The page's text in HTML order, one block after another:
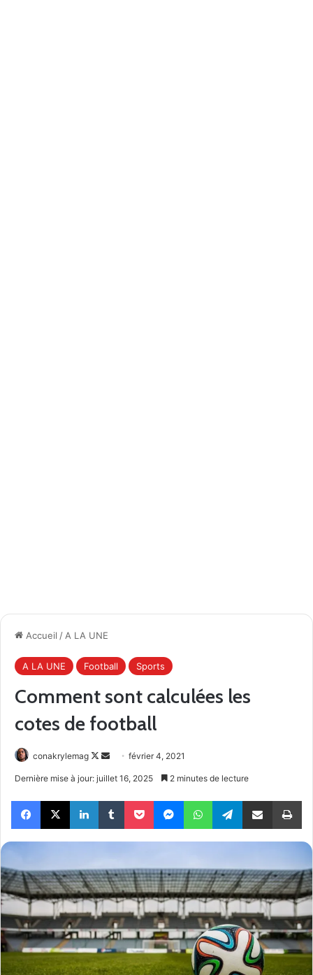
Accueil /A LA UNE
A LA UNE Football Sports
Comment sont calculées les
cotes de football
conakrylemag
Follow
Envoyerfévrier 4, 2021
Dernière mise à jour: juillet 16, 2025 2 minutes de lecture
Facebook
X LinkedinTumblrPocketMessengerWhatsAppTelegramPartager par email